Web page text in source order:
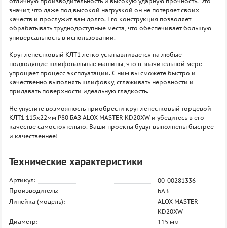
значит, что даже под высокой нагрузкой он не потеряет своих
качеств и прослужит вам долго. Его конструкция позволяет
обрабатывать труднодоступные места, что обеспечивает большую
универсальность в использовании.
Круг лепестковый КЛТ1 легко устанавливается на любые
подходящие шлифовальные машины, что в значительной мере
упрощает процесс эксплуатации. С ним вы сможете быстро и
качественно выполнять шлифовку, сглаживать неровности и
придавать поверхности идеальную гладкость.
Не упустите возможность приобрести круг лепестковый торцевой
КЛТ1 115х22мм P80 БАЗ ALOX MASTER KD20XW и убедитесь в его
качестве самостоятельно. Ваши проекты будут выполнены быстрее
и качественнее!
Технические характеристики
Артикул:
00-00281336
Производитель:
БАЗ
Линейка (модель):
ALOX MASTER
KD20XW
Диаметр:
115 мм